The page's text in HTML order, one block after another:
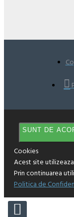
SUNT DE
Cookies
Acest site
Prin continuarea
Politica de